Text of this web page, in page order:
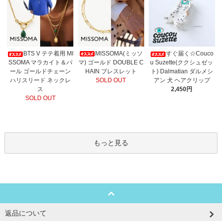
BTS V テテ着用 MI
SSOMA マラカイト＆パ
ール ゴールドチェーン
ハリスリード ネックレ
ス
SOLD OUT
MISSOMA(ミッソ
マ) ゴールド DOUBLE C
HAIN ブレスレット
SOLD OUT
すぐ届く☆Couco
u Suzette(ククシュゼッ
ト) Dalmatian ダルメシ
アン 犬 ヘアクリップ
2,450円
もっと見る
返品について